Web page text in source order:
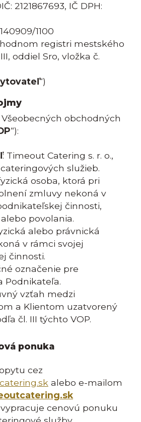
2121867693, IČ DPH:
1100
registri mestského
oddiel Sro, vložka č.
“)
obchodných
“):
: Timeout Catering s. r. o.,
služieb.
osoba, ktorá pri
zmluvy nekoná v
činnosti,
povolania.
alebo právnická
v rámci svojej
činnosti.
označenie pre
Podnikateľa.
vzťah medzi
a Klientom uzatvorený
čl. III týchto VOP.
ponuka
cez
alebo e-mailom
cenovú ponuku